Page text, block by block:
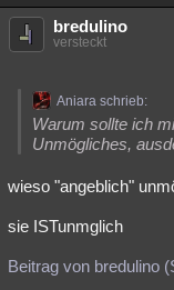
bredulino
versteckt
Aniara schrieb:
Warum sollte ich
Unmögliches,
wieso "angeblich"
sie ISTunmglich
Beitrag von bredulino